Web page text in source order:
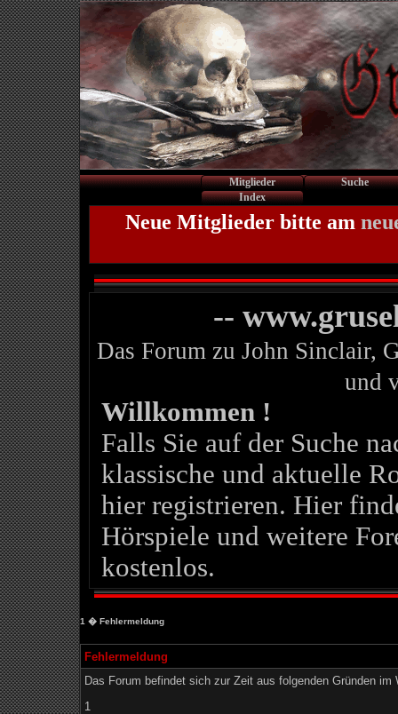
Mitglieder
Suche
Index
Neue Mitglieder bitte am
--
Das Forum zu John Sinclair,
und
Willkommen !
Falls Sie auf der Suche
klassische und aktuelle
hier registrieren. Hier
Hörspiele und weitere
kostenlos.
1 � Fehlermeldung
Fehlermeldung
Das Forum befindet sich zur Zeit aus folgenden Gründen im
1